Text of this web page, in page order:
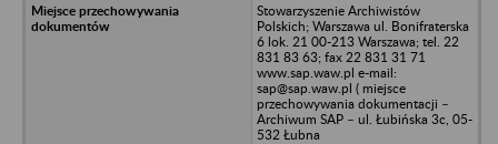
Stowarzyszenie Archiwistów
Polskich; Warszawa ul. Bonifraterska
6 lok. 21 00-213 Warszawa; tel. 22
831 83 63; fax 22 831 31 71
www.sap.waw.pl e-mail:
sap@sap.waw.pl ( miejsce
przechowywania dokumentacji –
Archiwum SAP – ul. Łubińska 3c, 05-
532 Łubna